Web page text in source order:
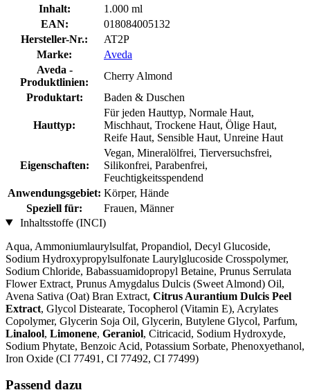
Inhalt:
1.000 ml
EAN:
018084005132
Hersteller-Nr.:
AT2P
Marke:
Aveda
Aveda -
Produktlinien:
Cherry Almond
Produktart:
Baden & Duschen
Hauttyp:
Für jeden Hauttyp, Normale Haut,
Mischhaut, Trockene Haut, Ölige Haut,
Reife Haut, Sensible Haut, Unreine Haut
Eigenschaften:
Vegan, Mineralölfrei, Tierversuchsfrei,
Silikonfrei, Parabenfrei,
Feuchtigkeitsspendend
Anwendungsgebiet: Körper, Hände
Speziell für:
Frauen, Männer
Inhaltsstoffe (INCI)
Aqua, Ammoniumlaurylsulfat, Propandiol, Decyl Glucoside,
Sodium Hydroxypropylsulfonate Laurylglucoside Crosspolymer,
Sodium Chloride, Babassuamidopropyl Betaine, Prunus Serrulata
Flower Extract, Prunus Amygdalus Dulcis (Sweet Almond) Oil,
Avena Sativa (Oat) Bran Extract, Citrus Aurantium Dulcis Peel
Extract, Glycol Distearate, Tocopherol (Vitamin E), Acrylates
Copolymer, Glycerin Soja Oil, Glycerin, Butylene Glycol, Parfum,
Linalool, Limonene, Geraniol, Citricacid, Sodium Hydroxyde,
Sodium Phytate, Benzoic Acid, Potassium Sorbate, Phenoxyethanol,
Iron Oxide (CI 77491, CI 77492, CI 77499)
Passend dazu